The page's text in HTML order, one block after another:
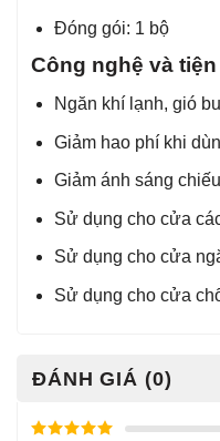
Đóng gói: 1 bộ
Công nghệ và
Ngăn khí lạnh, gió
Giảm hao phí khi
Giảm ánh sáng
Sử dụng cho cửa
Sử dụng cho cửa
Sử dụng cho cửa
ĐÁNH GIÁ (0)